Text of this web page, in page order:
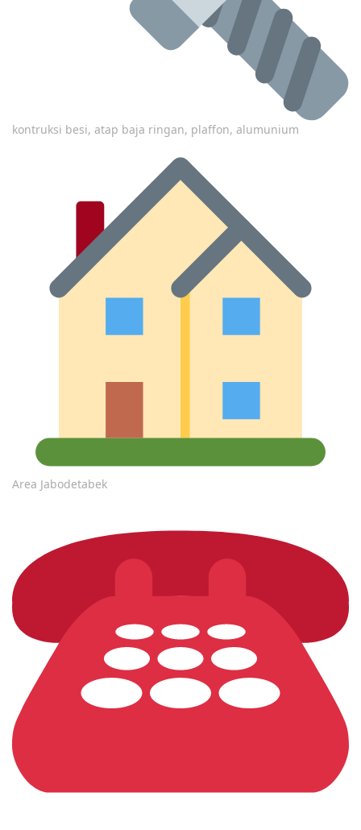
kontruksi besi, atap baja ringan, plaffon, alumunium
Area Jabodetabek